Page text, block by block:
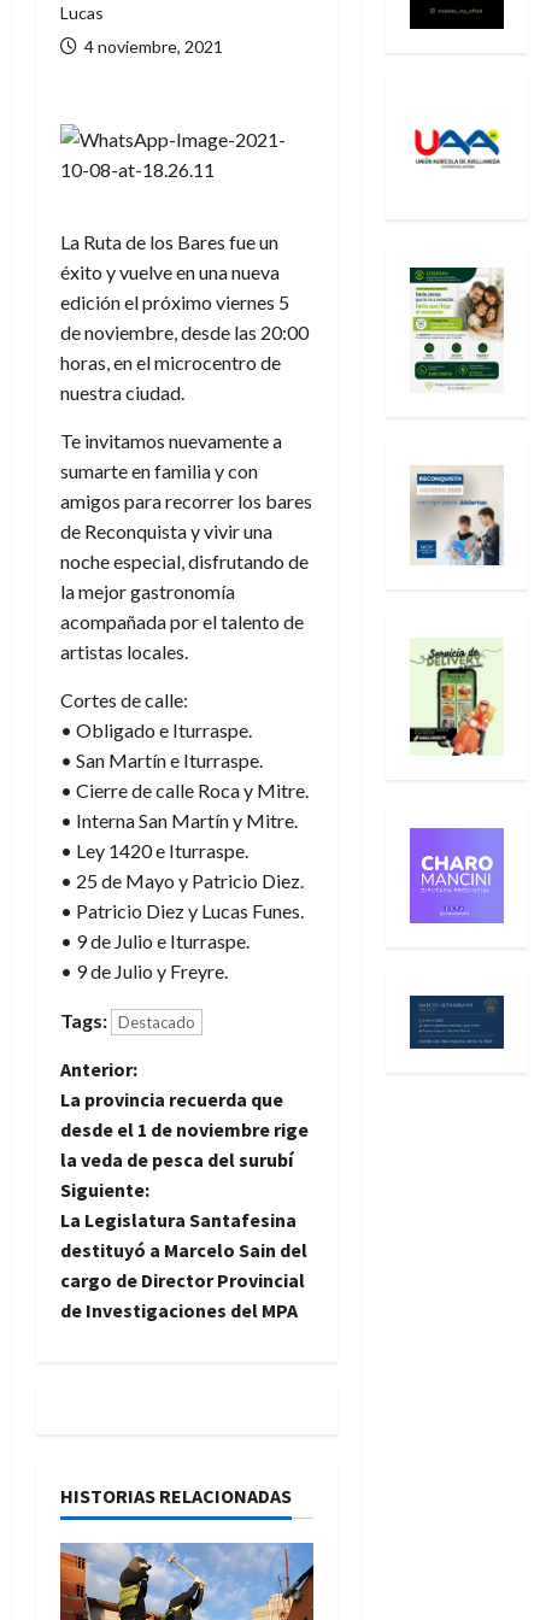
Lucas
4 noviembre, 2021
La Ruta de los Bares fue un
éxito y vuelve en una nueva
edición el próximo viernes 5
de noviembre, desde las 20:00
horas, en el microcentro de
nuestra ciudad.
Te invitamos nuevamente a
sumarte en familia y con
amigos para recorrer los bares
de Reconquista y vivir una
noche especial, disfrutando de
la mejor gastronomía
acompañada por el talento de
artistas locales.
Cortes de calle:
• Obligado e Iturraspe.
• San Martín e Iturraspe.
• Cierre de calle Roca y Mitre.
• Interna San Martín y Mitre.
• Ley 1420 e Iturraspe.
• 25 de Mayo y Patricio Diez.
• Patricio Diez y Lucas Funes.
• 9 de Julio e Iturraspe.
• 9 de Julio y Freyre.
Tags: Destacado
N
a
v
e
g
a
ó
n
d
Anterior:
La provincia recuerda que
desde el 1 de noviembre rige
la veda de pesca del surubí
Siguiente:
La Legislatura Santafesina
destituyó a Marcelo Sain del
cargo de Director Provincial
de Investigaciones del MPA
HISTORIAS RELACIONADAS